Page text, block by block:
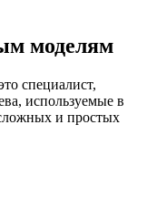
мо­делям
специалист,
используемые в
и простых